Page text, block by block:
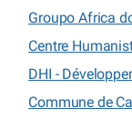
Groupo Africa
Centre
DHI -
Commune de